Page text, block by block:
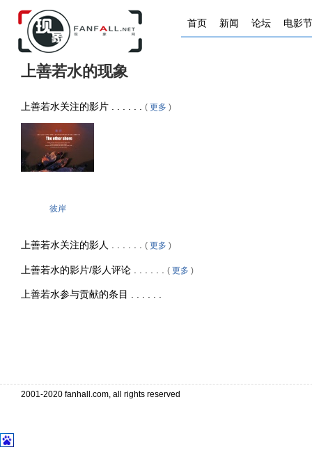
首页 新闻 论坛 电影节
上善若水的现象
上善若水关注的影片 . . . . . . ( 更多 )
彼岸
上善若水关注的影人 . . . . . . ( 更多 )
上善若水的影片/影人评论 . . . . . . ( 更多 )
上善若水参与贡献的条目 . . . . . .
2001-2020 fanhall.com, all rights reserved